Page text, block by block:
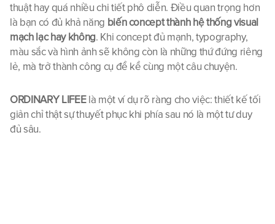
thuật hay quá nhiều chi tiết phô diễn. Điều quan trọng hơn
là bạn có đủ khả năng biến concept thành hệ thống visual
mạch lạc hay không. Khi concept đủ mạnh, typography,
màu sắc và hình ảnh sẽ không còn là những thứ đứng riêng
lẻ, mà trở thành công cụ để kể cùng một câu chuyện.
ORDINARY LIFEE là một ví dụ rõ ràng cho việc: thiết kế tối
giản chỉ thật sự thuyết phục khi phía sau nó là một tư duy
đủ sâu.